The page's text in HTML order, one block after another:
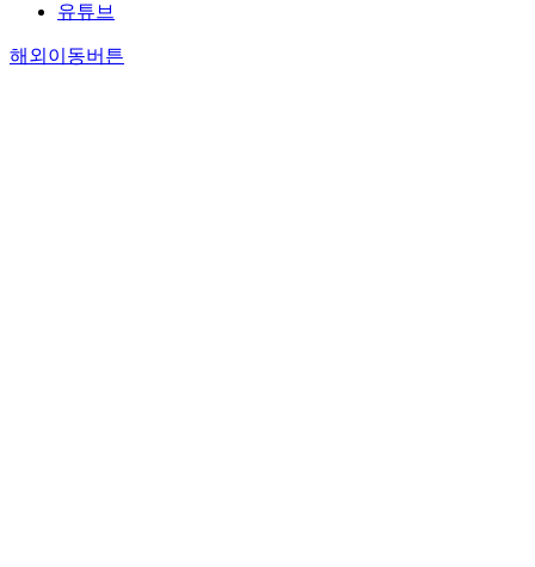
유튜브
해외이동버튼